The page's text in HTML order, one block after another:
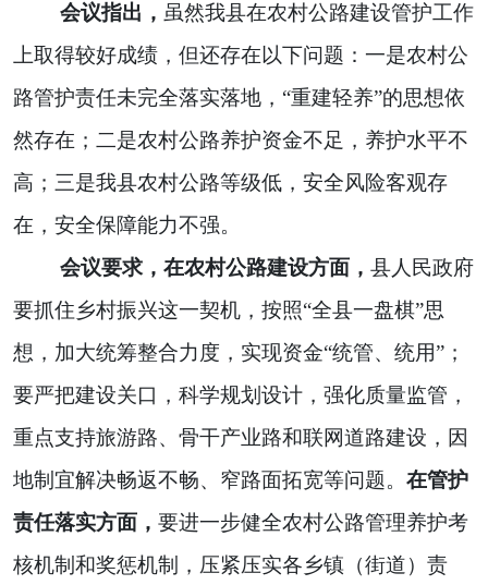
会议指出， 虽然我县在农村公路建设管护工作
上取得较好成绩，但还存在以下问题：一是农村公
路管护责任未完全落实落地，“重建轻养”的思想依
然存在；二是农村公路养护资金不足，养护水平不
高；三是我县农村公路等级低，安全风险客观存
在，安全保障能力不强。
会议要求，在农村公路建设方面， 县人民政府
要抓住乡村振兴这一契机，按照“全县一盘棋”思
想，加大统筹整合力度，实现资金“统管、统用”；
要严把建设关口，科学规划设计，强化质量监管，
重点支持旅游路、骨干产业路和联网道路建设，因
地制宜解决畅返不畅、窄路面拓宽等问题。 在管护
责任落实方面， 要进一步健全农村公路管理养护考
核机制和奖惩机制，压紧压实各乡镇（街道）责